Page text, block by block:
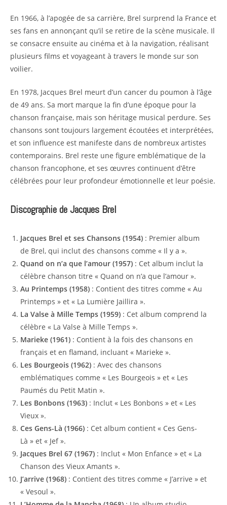
En 1966, à l’apogée de sa carrière, Brel surprend la France et
ses fans en annonçant qu’il se retire de la scène musicale. Il
se consacre ensuite au cinéma et à la navigation, réalisant
plusieurs films et voyageant à travers le monde sur son
voilier.
En 1978, Jacques Brel meurt d’un cancer du poumon à l’âge
de 49 ans. Sa mort marque la fin d’une époque pour la
chanson française, mais son héritage musical perdure. Ses
chansons sont toujours largement écoutées et interprétées,
et son influence est manifeste dans de nombreux artistes
contemporains. Brel reste une figure emblématique de la
chanson francophone, et ses œuvres continuent d’être
célébrées pour leur profondeur émotionnelle et leur poésie.
Discographie de Jacques Brel
Jacques Brel et ses Chansons (1954) : Premier album
de Brel, qui inclut des chansons comme « Il y a ».
Quand on n’a que l’amour (1957) : Cet album inclut la
célèbre chanson titre « Quand on n’a que l’amour ».
Au Printemps (1958) : Contient des titres comme « Au
Printemps » et « La Lumière Jaillira ».
La Valse à Mille Temps (1959) : Cet album comprend la
célèbre « La Valse à Mille Temps ».
Marieke (1961) : Contient à la fois des chansons en
français et en flamand, incluant « Marieke ».
Les Bourgeois (1962) : Avec des chansons
emblématiques comme « Les Bourgeois » et « Les
Paumés du Petit Matin ».
Les Bonbons (1963) : Inclut « Les Bonbons » et « Les
Vieux ».
Ces Gens-Là (1966) : Cet album contient « Ces Gens-
Là » et « Jef ».
Jacques Brel 67 (1967) : Inclut « Mon Enfance » et « La
Chanson des Vieux Amants ».
J’arrive (1968) : Contient des titres comme « J’arrive » et
« Vesoul ».